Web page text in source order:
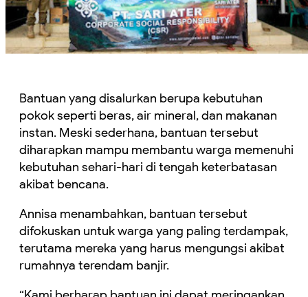
Bantuan yang disalurkan berupa kebutuhan
pokok seperti beras, air mineral, dan makanan
instan. Meski sederhana, bantuan tersebut
diharapkan mampu membantu warga memenuhi
kebutuhan sehari-hari di tengah keterbatasan
akibat bencana.
Annisa menambahkan, bantuan tersebut
difokuskan untuk warga yang paling terdampak,
terutama mereka yang harus mengungsi akibat
rumahnya terendam banjir.